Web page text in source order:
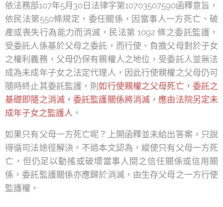
依法務部107年5月30日法律字第10703507590函釋意旨，
依民法第550條規定，委任關係，因當事人一方死亡、破
產或喪失行為能力而消滅，民法第 1092 條之委託監護，
受委託人係基於父母之委託，而行使、負擔父母對於子女
之權利義務，父母仍保有親權人之地位，受委託人並無法
成為未成年子女之法定代理人，因此行使親權之父母仍可
隨時終止其委託監護，則如行使親權之父母死亡，委託之
基礎即隨之消滅，委託監護關係將消滅，應由法院另定未
成年子女之監護人 。
如果只有父母一方死亡呢？上開函釋並未給出答案，只說
得循司法途徑解決。不過本文認為，縱使只有父母一方死
亡，但仍足以動搖或破壞當事人間之信任關係或信用關
係，委託監護關係亦應歸於消滅，由生存父母之一方行使
監護權。